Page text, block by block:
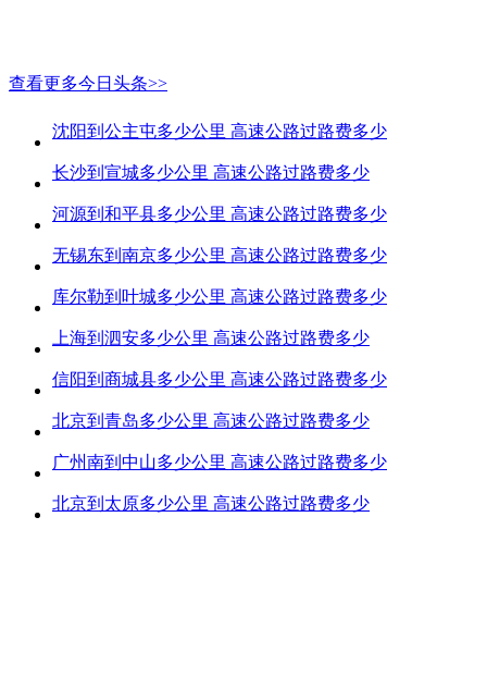
查看更多今日头条>>
沈阳到公主屯多少公里 高速公路过路费多少
长沙到宣城多少公里 高速公路过路费多少
河源到和平县多少公里 高速公路过路费多少
无锡东到南京多少公里 高速公路过路费多少
库尔勒到叶城多少公里 高速公路过路费多少
上海到泗安多少公里 高速公路过路费多少
信阳到商城县多少公里 高速公路过路费多少
北京到青岛多少公里 高速公路过路费多少
广州南到中山多少公里 高速公路过路费多少
北京到太原多少公里 高速公路过路费多少